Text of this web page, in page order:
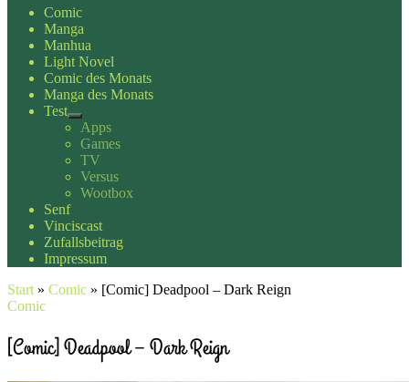
Comic
Manga
Manhua
Light Novel
Comic des Monats
Manga des Monats
Test
Apps
Games
TV
Versus
Wootbox
Senf
Vinciscast
Zufallsbeitrag
Impressum
Start » Comic » [Comic] Deadpool – Dark Reign
Comic
[Comic] Deadpool – Dark Reign